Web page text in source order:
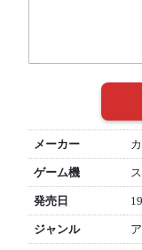
メーカー
ゲーム機
発売日
ジャンル